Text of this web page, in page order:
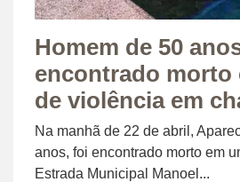
Homem de 50
encontrado morto
de violência em
Na manhã de 22 de abril,
anos, foi encontrado morto em
Estrada Municipal Manoel...